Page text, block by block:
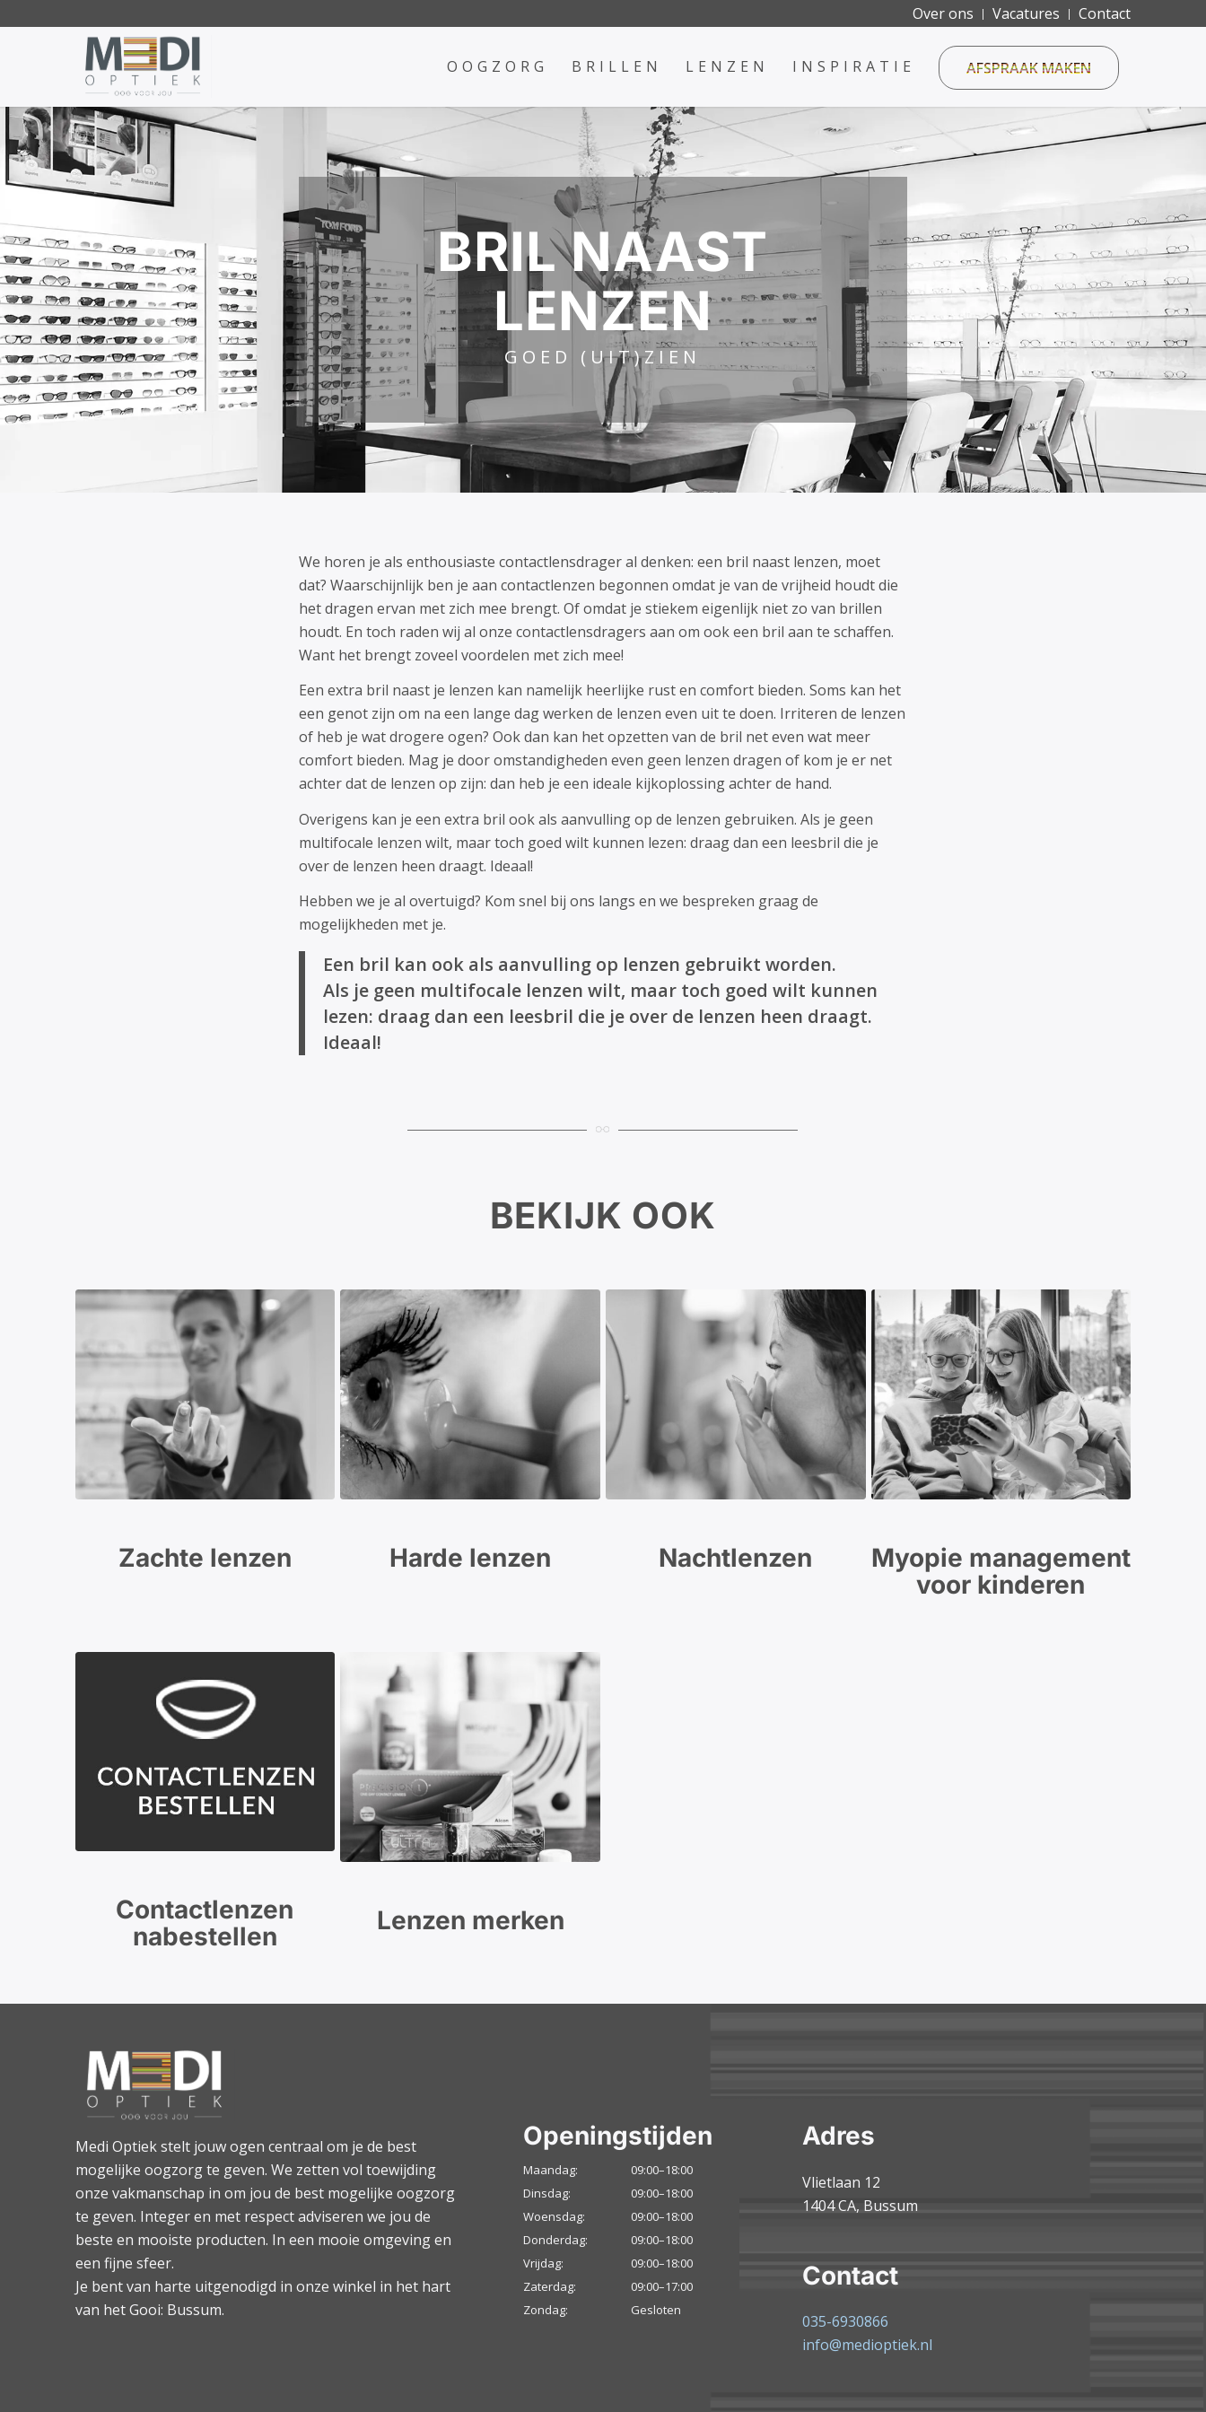
Over ons Vacatures Contact
OOGZORG BRILLEN LENZEN INSPIRATIE AFSPRAAK MAKEN
BRIL NAAST
LENZEN
GOED (UIT)ZIEN
We horen je als enthousiaste contactlensdrager al denken: een bril naast lenzen, moet
dat? Waarschijnlijk ben je aan contactlenzen begonnen omdat je van de vrijheid houdt die
het dragen ervan met zich mee brengt. Of omdat je stiekem eigenlijk niet zo van brillen
houdt. En toch raden wij al onze contactlensdragers aan om ook een bril aan te schaffen.
Want het brengt zoveel voordelen met zich mee!
Een extra bril naast je lenzen kan namelijk heerlijke rust en comfort bieden. Soms kan het
een genot zijn om na een lange dag werken de lenzen even uit te doen. Irriteren de lenzen
of heb je wat drogere ogen? Ook dan kan het opzetten van de bril net even wat meer
comfort bieden. Mag je door omstandigheden even geen lenzen dragen of kom je er net
achter dat de lenzen op zijn: dan heb je een ideale kijkoplossing achter de hand.
Overigens kan je een extra bril ook als aanvulling op de lenzen gebruiken. Als je geen
multifocale lenzen wilt, maar toch goed wilt kunnen lezen: draag dan een leesbril die je
over de lenzen heen draagt. Ideaal!
Hebben we je al overtuigd? Kom snel bij ons langs en we bespreken graag de
mogelijkheden met je.
Een bril kan ook als aanvulling op lenzen gebruikt worden.
Als je geen multifocale lenzen wilt, maar toch goed wilt kunnen
lezen: draag dan een leesbril die je over de lenzen heen draagt.
Ideaal!
BEKIJK OOK
Zachte lenzen Harde lenzen Nachtlenzen
Myopie management
voor kinderen
Contactlenzen
nabestellen
Lenzen merken
Medi Optiek stelt jouw ogen centraal om je de best
mogelijke oogzorg te geven. We zetten vol toewijding
onze vakmanschap in om jou de best mogelijke oogzorg
te geven. Integer en met respect adviseren we jou de
beste en mooiste producten. In een mooie omgeving en
een fijne sfeer.
Je bent van harte uitgenodigd in onze winkel in het hart
van het Gooi: Bussum.
Openingstijden
Maandag:
09:00–18:00
Dinsdag:
09:00–18:00
Woensdag:
09:00–18:00
Donderdag:
09:00–18:00
Vrijdag:
09:00–18:00
Zaterdag:
09:00–17:00
Zondag:
Gesloten
Adres
Vlietlaan 12
1404 CA, Bussum
Contact
035-6930866
info@medioptiek.nl